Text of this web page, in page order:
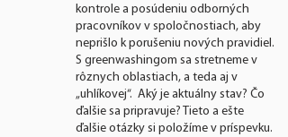
kontrole a posúdeniu odborných
pracovníkov v spoločnostiach, aby
neprišlo k porušeniu nových pravidiel.
S greenwashingom sa stretneme v
rôznych oblastiach, a teda aj v
„uhlíkovej“. Aký je aktuálny stav? Čo
ďalšie sa pripravuje? Tieto a ešte
ďalšie otázky si položíme v príspevku.